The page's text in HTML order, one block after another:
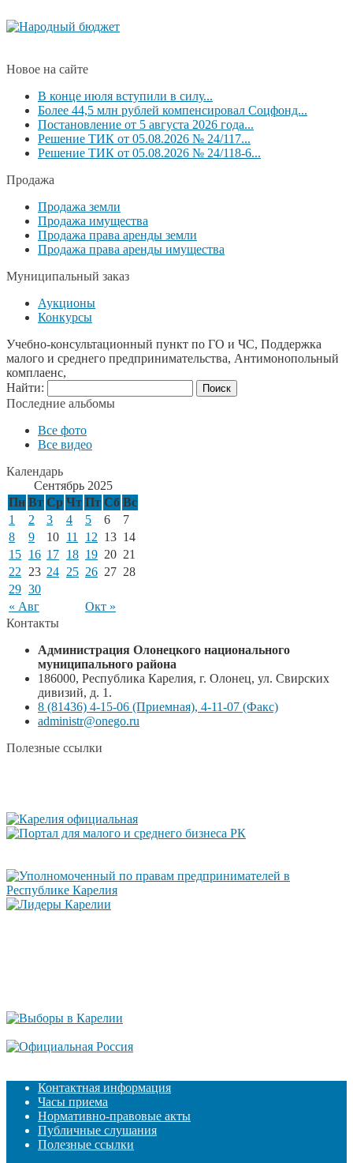
Новое на сайте
В конце июля вступили в силу...
Более 44,5 млн рублей компенсировал Соцфонд...
Постановление от 5 августа 2026 года...
Решение ТИК от 05.08.2026 № 24/117...
Решение ТИК от 05.08.2026 № 24/118-6...
Продажа
Продажа земли
Продажа имущества
Продажа права аренды земли
Продажа права аренды имущества
Муниципальный заказ
Аукционы
Конкурсы
Учебно-консультационный пункт по ГО и ЧС, Поддержка
малого и среднего предпринимательства, Антимонопольный
комплаенс,
Найти:
Последние альбомы
Все фото
Все видео
Календарь
Сентябрь 2025
Пн Вт Ср Чт Пт Сб Вс
« Авг Окт »
1 2 3 4 5 6
7
8
9 10 11 12 13 14
15 16 17 18 19 20 21
22
23 24 25 26 27 28
29 30
Контакты
Администрация Олонецкого национального
муниципального района
186000, Республика Карелия, г. Олонец, ул. Свирских
дивизий, д. 1.
8 (81436) 4-15-06 (Приемная), 4-11-07 (Факс)
administr@onego.ru
Полезные ссылки
Контактная информация
Часы приема
Нормативно-правовые акты
Публичные слушания
Полезные ссылки